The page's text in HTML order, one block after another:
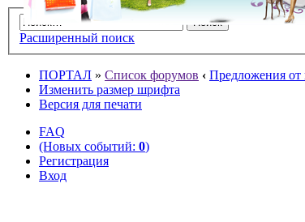
Расширенный поиск
ПОРТАЛ » Список форумов ‹ Предложения от
Изменить размер шрифта
Версия для печати
FAQ
(Новых событий: 0)
Регистрация
Вход